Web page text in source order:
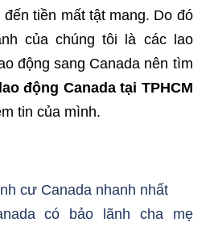
tiền mất tật mang. Do đó
của chúng tôi là các lao
động sang Canada nên tìm
động Canada tại TPHCM
tin của mình.
cư Canada nhanh nhất
có bảo lãnh cha mẹ